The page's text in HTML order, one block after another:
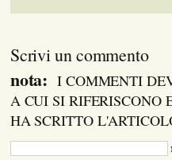
Scrivi un commento
nota:I COMMENTI
A CUI SI RIFERISCONO
HA SCRITTO